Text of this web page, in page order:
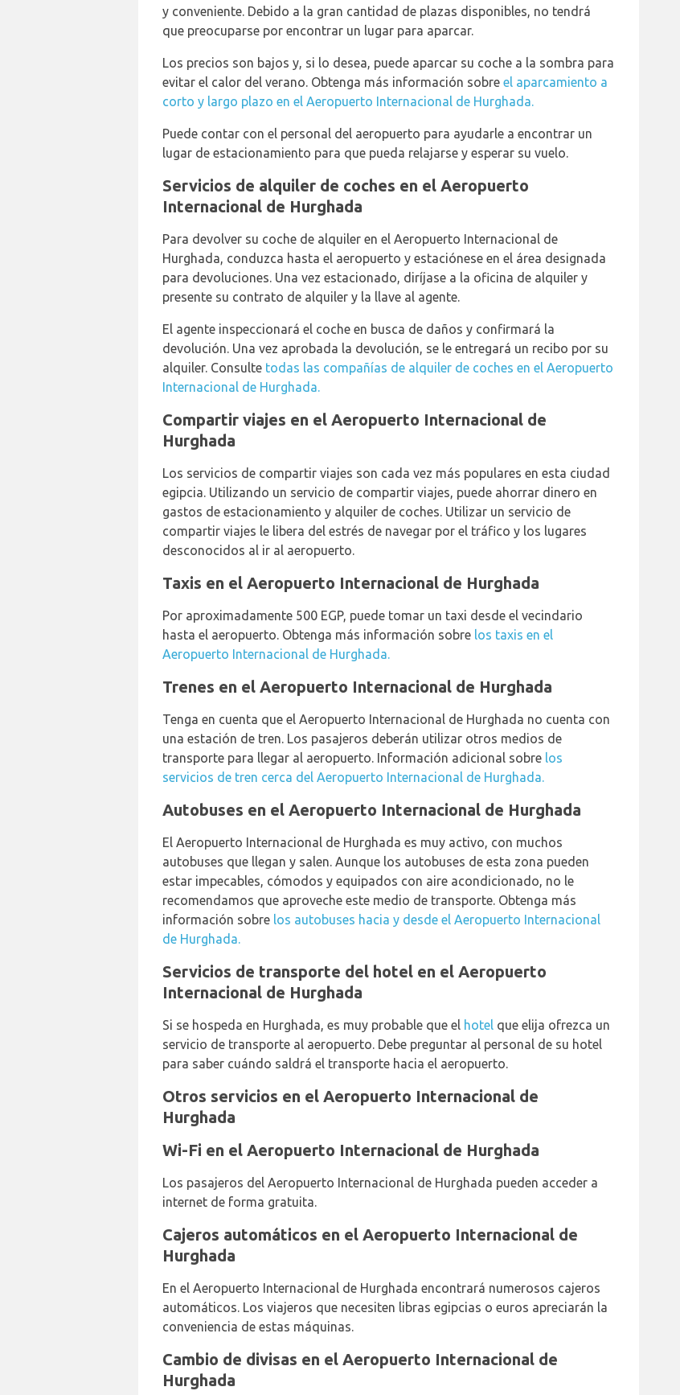
y conveniente. Debido a la gran cantidad de plazas disponibles, no tendrá
que preocuparse por encontrar un lugar para aparcar.
Los precios son bajos y, si lo desea, puede aparcar su coche a la sombra para
evitar el calor del verano. Obtenga más información sobre el aparcamiento a
corto y largo plazo en el Aeropuerto Internacional de Hurghada.
Puede contar con el personal del aeropuerto para ayudarle a encontrar un
lugar de estacionamiento para que pueda relajarse y esperar su vuelo.
Servicios de alquiler de coches en el Aeropuerto
Internacional de Hurghada
Para devolver su coche de alquiler en el Aeropuerto Internacional de
Hurghada, conduzca hasta el aeropuerto y estaciónese en el área designada
para devoluciones. Una vez estacionado, diríjase a la oficina de alquiler y
presente su contrato de alquiler y la llave al agente.
El agente inspeccionará el coche en busca de daños y confirmará la
devolución. Una vez aprobada la devolución, se le entregará un recibo por su
alquiler. Consulte todas las compañías de alquiler de coches en el Aeropuerto
Internacional de Hurghada.
Compartir viajes en el Aeropuerto Internacional de
Hurghada
Los servicios de compartir viajes son cada vez más populares en esta ciudad
egipcia. Utilizando un servicio de compartir viajes, puede ahorrar dinero en
gastos de estacionamiento y alquiler de coches. Utilizar un servicio de
compartir viajes le libera del estrés de navegar por el tráfico y los lugares
desconocidos al ir al aeropuerto.
Taxis en el Aeropuerto Internacional de Hurghada
Por aproximadamente 500 EGP, puede tomar un taxi desde el vecindario
hasta el aeropuerto. Obtenga más información sobre los taxis en el
Aeropuerto Internacional de Hurghada.
Trenes en el Aeropuerto Internacional de Hurghada
Tenga en cuenta que el Aeropuerto Internacional de Hurghada no cuenta con
una estación de tren. Los pasajeros deberán utilizar otros medios de
transporte para llegar al aeropuerto. Información adicional sobre los
servicios de tren cerca del Aeropuerto Internacional de Hurghada.
Autobuses en el Aeropuerto Internacional de Hurghada
El Aeropuerto Internacional de Hurghada es muy activo, con muchos
autobuses que llegan y salen. Aunque los autobuses de esta zona pueden
estar impecables, cómodos y equipados con aire acondicionado, no le
recomendamos que aproveche este medio de transporte. Obtenga más
información sobre los autobuses hacia y desde el Aeropuerto Internacional
de Hurghada.
Servicios de transporte del hotel en el Aeropuerto
Internacional de Hurghada
Si se hospeda en Hurghada, es muy probable que el hotel que elija ofrezca un
servicio de transporte al aeropuerto. Debe preguntar al personal de su hotel
para saber cuándo saldrá el transporte hacia el aeropuerto.
Otros servicios en el Aeropuerto Internacional de
Hurghada
Wi-Fi en el Aeropuerto Internacional de Hurghada
Los pasajeros del Aeropuerto Internacional de Hurghada pueden acceder a
internet de forma gratuita.
Cajeros automáticos en el Aeropuerto Internacional de
Hurghada
En el Aeropuerto Internacional de Hurghada encontrará numerosos cajeros
automáticos. Los viajeros que necesiten libras egipcias o euros apreciarán la
conveniencia de estas máquinas.
Cambio de divisas en el Aeropuerto Internacional de
Hurghada